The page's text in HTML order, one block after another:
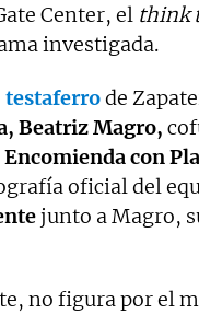
Center, el think
investigada.
testaferrode
Beatriz Magro,
Encomienda con
oficial del
junto a Magro,
no figura por el